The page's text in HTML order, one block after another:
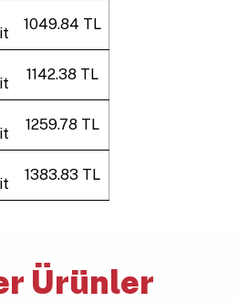
1049.84 TL
1142.38 TL
1259.78 TL
1383.83 TL
Ürünler